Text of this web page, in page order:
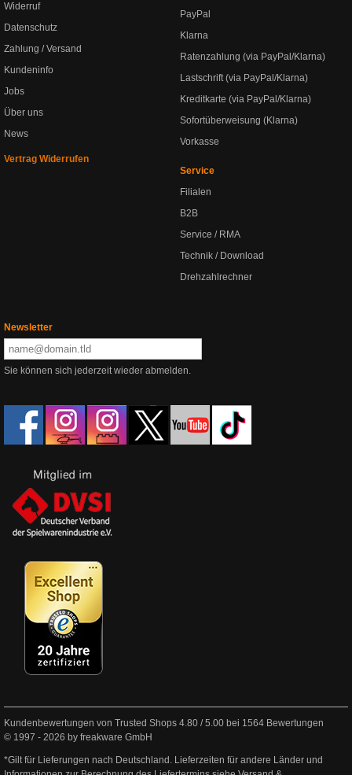
Widerruf
Datenschutz
Zahlung / Versand
Kundeninfo
Jobs
Über uns
News
Vertrag Widerrufen
PayPal
Klarna
Ratenzahlung (via PayPal/Klarna)
Lastschrift (via PayPal/Klarna)
Kreditkarte (via PayPal/Klarna)
Sofortüberweisung (Klarna)
Vorkasse
Service
Filialen
B2B
Service / RMA
Technik / Download
Drehzahlrechner
Newsletter
Sie können sich jederzeit wieder abmelden.
Kundenbewertungen von Trusted Shops 4.80 /5.00 bei 1564 Bewertungen
© 1997 - 2026 by freakware GmbH
*Gilt für Lieferungen nach Deutschland. Lieferzeiten für andere Länder und